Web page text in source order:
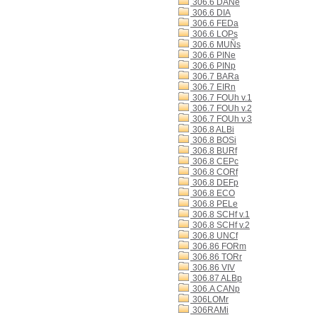
306.6 DANe
306.6 DIA
306.6 FEDa
306.6 LOPs
306.6 MUÑs
306.6 PINe
306.6 PINp
306.7 BARa
306.7 EIRn
306.7 FOUh v.1
306.7 FOUh v.2
306.7 FOUh v.3
306.8 ALBi
306.8 BOSi
306.8 BURf
306.8 CEPc
306.8 CORf
306.8 DEFp
306.8 ECO
306.8 PELe
306.8 SCHf v.1
306.8 SCHf v.2
306.8 UNCf
306.86 FORm
306.86 TORr
306.86 VIV
306.87 ALBp
306.A CANp
306LOMr
306RAMi